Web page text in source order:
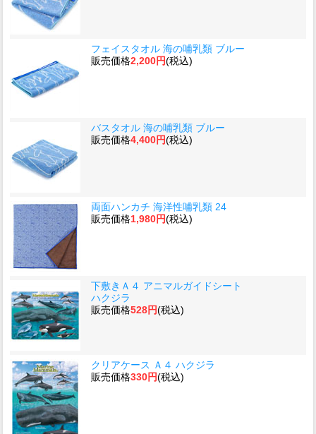
フェイスタオル 海の哺乳類 ブルー
販売価格2,200円(税込)
バスタオル 海の哺乳類 ブルー
販売価格4,400円(税込)
両面ハンカチ 海洋性哺乳類 24
販売価格1,980円(税込)
下敷きＡ４ アニマルガイドシート
ハクジラ
販売価格528円(税込)
クリアケース Ａ４ ハクジラ
販売価格330円(税込)